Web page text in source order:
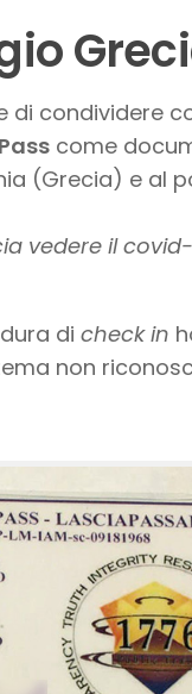
di condividere
come
(Grecia) e al
vedere il
di check in
non